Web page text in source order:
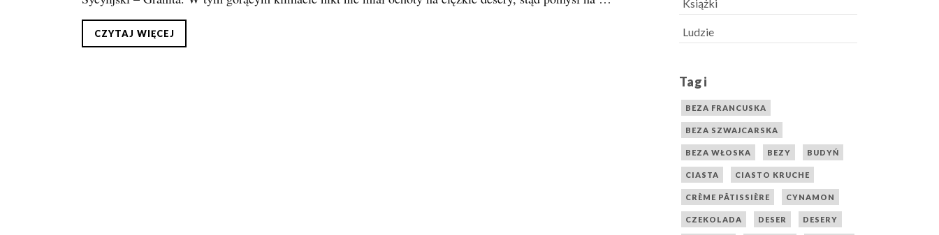
CZYTAJ WIĘCEJ
Książki
Ludzie
Tagi
BEZA FRANCUSKA
BEZA SZWAJCARSKA
BEZA WŁOSKA BEZY BUDYŃ
CIASTA CIASTO KRUCHE
CRÈME PÂTISSIÈRE CYNAMON
CZEKOLADA DESER DESERY